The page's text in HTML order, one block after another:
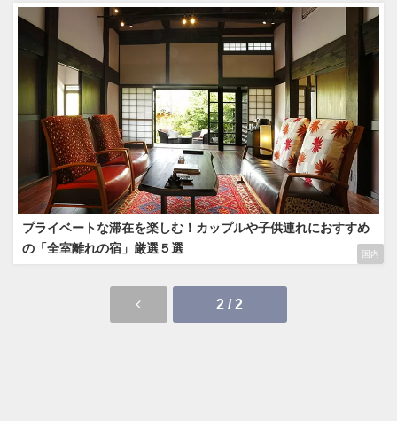
国内
プライベートな滞在を楽しむ！カップルや子供連れにおすすめ
の「全室離れの宿」厳選５選
2 / 2